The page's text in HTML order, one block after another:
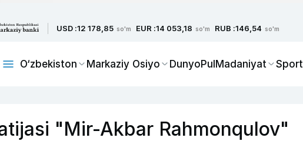
USD :12 178,85 so'm EUR :14 053,18 so'm RUB :146,54 so'm
O‘zbekiston Markaziy Osiyo DunyoPulMadaniyat Sport
"Mir-Akbar Rahmonqulov"